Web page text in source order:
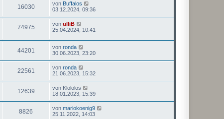
16030 von Buffalos
03.12.2024, 09:36
74975 von ulliB
25.04.2024, 10:41
44201 von ronda
30.06.2023, 23:20
22561 von ronda
21.06.2023, 15:32
12639 von Klololos
18.01.2023, 15:39
8826 von mariokoenig9
25.11.2022, 14:03